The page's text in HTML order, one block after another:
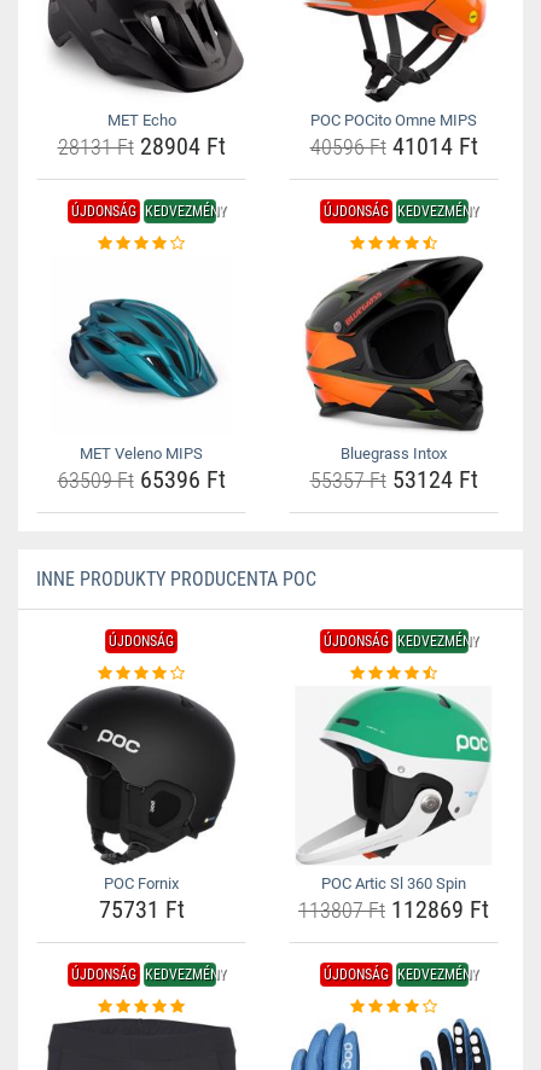
MET Echo
28131 Ft28904 Ft
POC POCito Omne MIPS
40596 Ft41014 Ft
ÚJDONSÁG KEDVEZMÉNY
MET Veleno MIPS
63509 Ft65396 Ft
ÚJDONSÁG KEDVEZMÉNY
Bluegrass Intox
55357 Ft53124 Ft
INNE PRODUKTY PRODUCENTA POC
ÚJDONSÁG
POC Fornix
75731 Ft
ÚJDONSÁG KEDVEZMÉNY
POC Artic Sl 360 Spin
113807 Ft 112869 Ft
ÚJDONSÁG KEDVEZMÉNY ÚJDONSÁG KEDVEZMÉNY